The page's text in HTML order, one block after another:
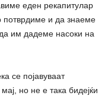
еден рекапитулар
потврдиме и да знаеме
им дадеме насоки на
се појавуваат
но не е така бидејќи